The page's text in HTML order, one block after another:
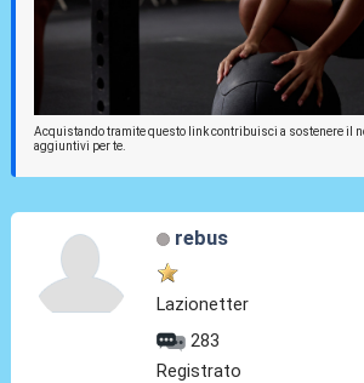
Acquistando tramite questo link contribuisci a sostenere il
aggiuntivi per te.
rebus
Lazionetter
283
Registrato